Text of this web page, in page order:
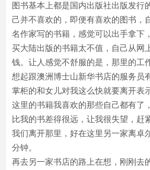
图书基本上都是国内出版社出版发行
己并不喜欢的，即便有喜欢的图书，
名作家写的书籍，感觉可以出手拿下
买大陆出版的书籍太不值，自己从网
钱。让人感觉不舒服的是，那里的工
想起跟澳洲博士山新华书店的服务员
掌柜的和女儿对我这么快就要离开表
这里的书籍我喜欢的那些自己都有了
比我的书差得很远，让我很失望，赶
我们离开那里，好在这里另一家离卓
分钟。
再去另一家书店的路上在想，刚刚去